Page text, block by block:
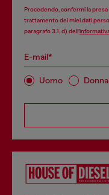
Procedendo, confermi la presa
trattamento dei miei dati
paragrafo 3.1, d) dell’
E-mail*
Uomo Donna